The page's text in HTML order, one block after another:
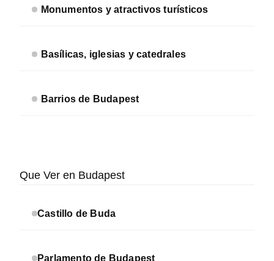
Monumentos y atractivos turísticos
Basílicas, iglesias y catedrales
Barrios de Budapest
Que Ver en Budapest
Castillo de Buda
Parlamento de Budapest